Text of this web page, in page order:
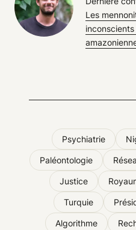
Les
Psychiatrie
Paléontologie
Justice
Turquie
Algorithme